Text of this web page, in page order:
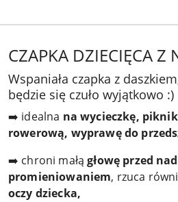
CZAPKA DZIECIĘCA Z
Wspaniała czapka z
będzie się czuło wyjątkowo :)
➡️ idealna na wycieczkę,
rowerową, wyprawę do
➡️ chroni małągłowę przed
promieniowaniem, rzuca
oczy dziecka,